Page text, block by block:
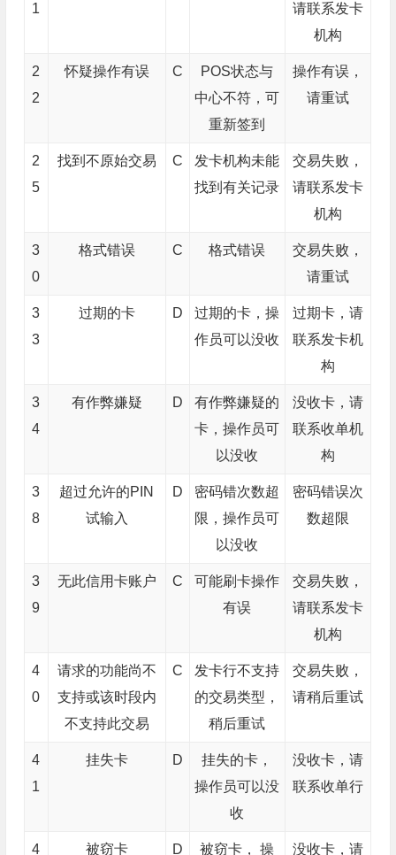
1
请联系发卡
机构
2
2
怀疑操作有误 C
POS状态与
中心不符，可
重新签到
操作有误，
请重试
2
5
找到不原始交易 C
发卡机构未能
找到有关记录
交易失败，
请联系发卡
机构
3
0
格式错误 C 格式错误
交易失败，
请重试
3
3
过期的卡 D
过期的卡，操
作员可以没收
过期卡，请
联系发卡机
构
3
4
有作弊嫌疑 D
有作弊嫌疑的
卡，操作员可
以没收
没收卡，请
联系收单机
构
3
8
超过允许的PIN
试输入
D
密码错次数超
限，操作员可
以没收
密码错误次
数超限
3
9
无此信用卡账户 C
可能刷卡操作
有误
交易失败，
请联系发卡
机构
4
0
请求的功能尚不
支持或该时段内
不支持此交易
C
发卡行不支持
的交易类型，
稍后重试
交易失败，
请稍后重试
4
1
挂失卡 D
挂失的卡，
操作员可以没
收
没收卡，请
联系收单行
4 被窃卡 D 被窃卡， 操 没收卡，请